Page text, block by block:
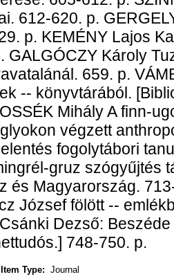
612-620. p.
p. KEMÉNY Lajos
GALGÓCZY Károly
659. p.
-- könyvtárából.
Mihály A finn-
végzett
fogolytábori
gruz szógyűjtés
és Magyarország.
József fölött --
Dezső:
748-750. p.
Item Type: Journal